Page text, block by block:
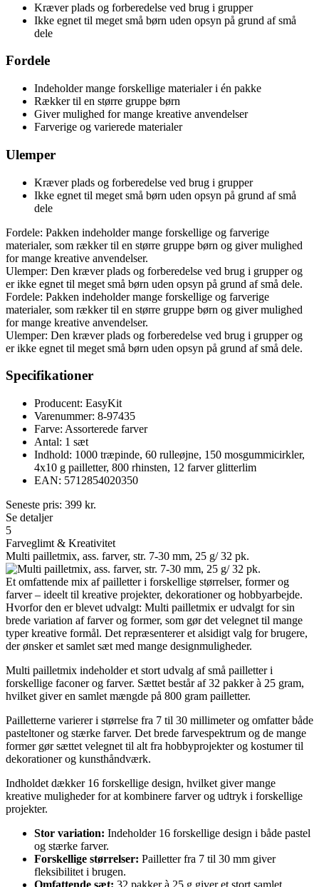
Kræver plads og forberedelse ved brug i grupper
Ikke egnet til meget små børn uden opsyn på grund af små
dele
Fordele
Indeholder mange forskellige materialer i én pakke
Rækker til en større gruppe børn
Giver mulighed for mange kreative anvendelser
Farverige og varierede materialer
Ulemper
Kræver plads og forberedelse ved brug i grupper
Ikke egnet til meget små børn uden opsyn på grund af små
dele
Fordele: Pakken indeholder mange forskellige og farverige
materialer, som rækker til en større gruppe børn og giver mulighed
for mange kreative anvendelser.
Ulemper: Den kræver plads og forberedelse ved brug i grupper og
er ikke egnet til meget små børn uden opsyn på grund af små dele.
Fordele: Pakken indeholder mange forskellige og farverige
materialer, som rækker til en større gruppe børn og giver mulighed
for mange kreative anvendelser.
Ulemper: Den kræver plads og forberedelse ved brug i grupper og
er ikke egnet til meget små børn uden opsyn på grund af små dele.
Specifikationer
Producent: EasyKit
Varenummer: 8-97435
Farve: Assorterede farver
Antal: 1 sæt
Indhold: 1000 træpinde, 60 rulleøjne, 150 mosgummicirkler,
4x10 g pailletter, 800 rhinsten, 12 farver glitterlim
EAN: 5712854020350
Seneste pris: 399 kr.
Se detaljer
5
Farveglimt & Kreativitet
Multi pailletmix, ass. farver, str. 7-30 mm, 25 g/ 32 pk.
Et omfattende mix af pailletter i forskellige størrelser, former og
farver – ideelt til kreative projekter, dekorationer og hobbyarbejde.
Hvorfor den er blevet udvalgt: Multi pailletmix er udvalgt for sin
brede variation af farver og former, som gør det velegnet til mange
typer kreative formål. Det repræsenterer et alsidigt valg for brugere,
der ønsker et samlet sæt med mange designmuligheder.
Multi pailletmix indeholder et stort udvalg af små pailletter i
forskellige faconer og farver. Sættet består af 32 pakker à 25 gram,
hvilket giver en samlet mængde på 800 gram pailletter.
Pailletterne varierer i størrelse fra 7 til 30 millimeter og omfatter både
pasteltoner og stærke farver. Det brede farvespektrum og de mange
former gør sættet velegnet til alt fra hobbyprojekter og kostumer til
dekorationer og kunsthåndværk.
Indholdet dækker 16 forskellige design, hvilket giver mange
kreative muligheder for at kombinere farver og udtryk i forskellige
projekter.
Stor variation: Indeholder 16 forskellige design i både pastel
og stærke farver.
Forskellige størrelser: Pailletter fra 7 til 30 mm giver
fleksibilitet i brugen.
Omfattende sæt: 32 pakker à 25 g giver et stort samlet